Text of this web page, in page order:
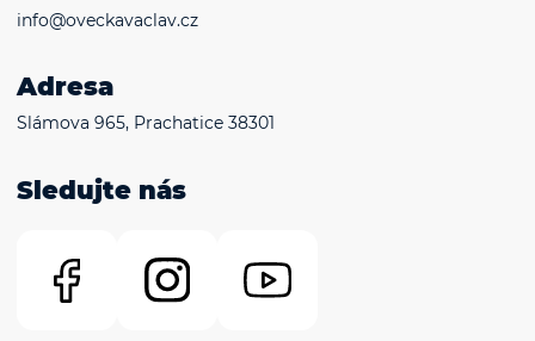
info@oveckavaclav.cz
Adresa
Slámova 965, Prachatice 38301
Sledujte nás